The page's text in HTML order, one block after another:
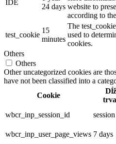
IDE
24 days website to
according to
test_cookie
15
minutes
The
used to
cookies.
Others
Others
Other uncategorized cookies are
have not been classified into a
Cookie
wbcr_inp_session_id session
wbcr_inp_user_page_views 7 days